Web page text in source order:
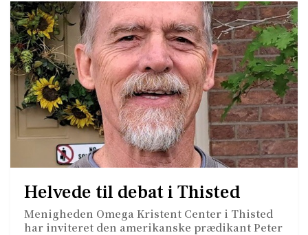
Helvede til debat i Thisted
Menigheden Omega Kristent Center i Thisted
har inviteret den amerikanske prædikant Peter